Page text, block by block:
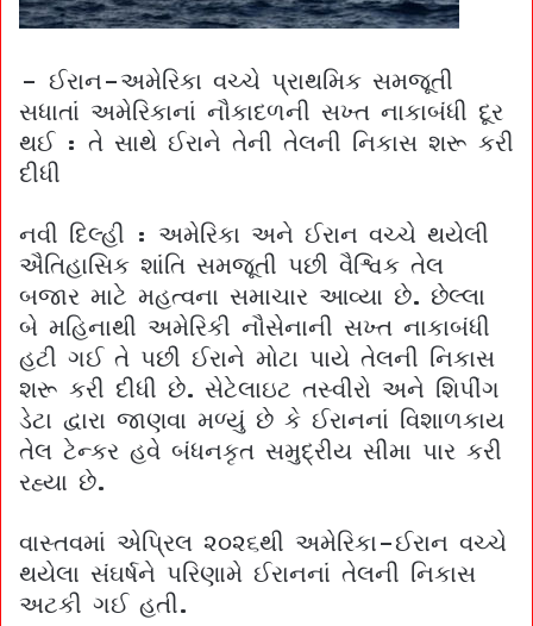
– ઈરાન-અમેરિકા વચ્ચે પ્રાથમિક સમજૂતી
સધાતાં અમેરિકાનાં નૌકાદળની સખ્ત નાકાબંધી દૂર
થઈ : તે સાથે ઈરાને તેની તેલની નિકાસ શરૂ કરી
દીધી
નવી દિલ્હી : અમેરિકા અને ઈરાન વચ્ચે થયેલી
ઐતિહાસિક શાંતિ સમજૂતી પછી વૈશ્વિક તેલ
બજાર માટે મહત્વના સમાચાર આવ્યા છે. છેલ્લા
બે મહિનાથી અમેરિકી નૌસેનાની સખ્ત નાકાબંધી
હટી ગઈ તે પછી ઈરાને મોટા પાયે તેલની નિકાસ
શરૂ કરી દીધી છે. સેટેલાઇટ તસ્વીરો અને શિપીંગ
ડેટા દ્વારા જાણવા મળ્યું છે કે ઈરાનનાં વિશાળકાય
તેલ ટેન્કર હવે બંધનકૃત સમુદ્રીય સીમા પાર કરી
રહ્યા છે.
વાસ્તવમાં એપ્રિલ ૨૦૨૬થી અમેરિકા-ઈરાન વચ્ચે
થયેલા સંઘર્ષને પરિણામે ઈરાનનાં તેલની નિકાસ
અટકી ગઈ હતી.